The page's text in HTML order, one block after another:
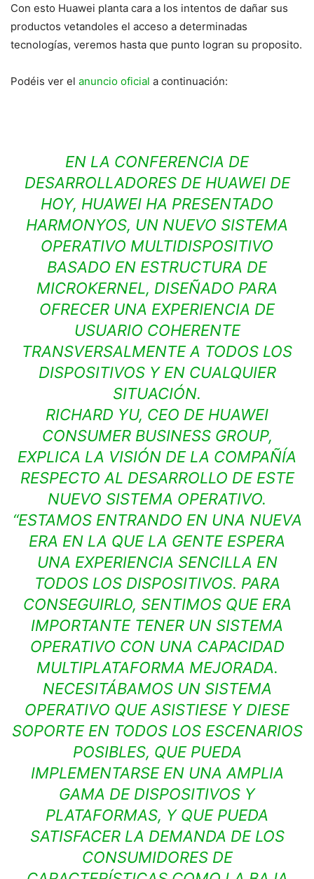
Con esto Huawei planta cara a los intentos de dañar sus
productos vetandoles el acceso a determinadas
tecnologías, veremos hasta que punto logran su proposito.
Podéis ver el anuncio oficial a continuación:
EN LA CONFERENCIA DE
DESARROLLADORES DE HUAWEI DE
HOY, HUAWEI HA PRESENTADO
HARMONYOS, UN NUEVO SISTEMA
OPERATIVO MULTIDISPOSITIVO
BASADO EN ESTRUCTURA DE
MICROKERNEL, DISEÑADO PARA
OFRECER UNA EXPERIENCIA DE
USUARIO COHERENTE
TRANSVERSALMENTE A TODOS LOS
DISPOSITIVOS Y EN CUALQUIER
SITUACIÓN.
RICHARD YU, CEO DE HUAWEI
CONSUMER BUSINESS GROUP,
EXPLICA LA VISIÓN DE LA COMPAÑÍA
RESPECTO AL DESARROLLO DE ESTE
NUEVO SISTEMA OPERATIVO.
“ESTAMOS ENTRANDO EN UNA NUEVA
ERA EN LA QUE LA GENTE ESPERA
UNA EXPERIENCIA SENCILLA EN
TODOS LOS DISPOSITIVOS. PARA
CONSEGUIRLO, SENTIMOS QUE ERA
IMPORTANTE TENER UN SISTEMA
OPERATIVO CON UNA CAPACIDAD
MULTIPLATAFORMA MEJORADA.
NECESITÁBAMOS UN SISTEMA
OPERATIVO QUE ASISTIESE Y DIESE
SOPORTE EN TODOS LOS ESCENARIOS
POSIBLES, QUE PUEDA
IMPLEMENTARSE EN UNA AMPLIA
GAMA DE DISPOSITIVOS Y
PLATAFORMAS, Y QUE PUEDA
SATISFACER LA DEMANDA DE LOS
CONSUMIDORES DE